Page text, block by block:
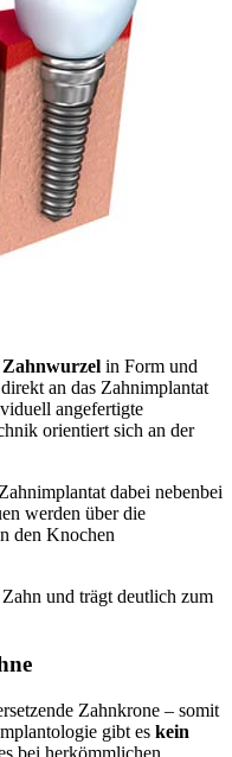
Zahnwurzel in Form und
an das Zahnimplantat
angefertigte
orientiert sich an der
dabei nebenbei
werden über die
den Knochen
und trägt deutlich zum
Zahnkrone – somit
gibt es kein
bei herkömmlichen